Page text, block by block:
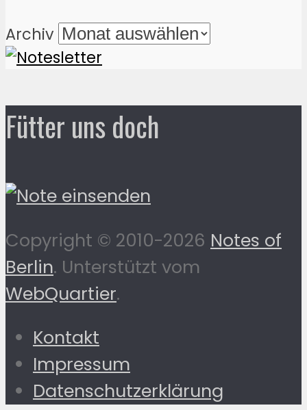
Archiv
Fütter uns doch
Copyright © 2010-2026 Notes of
Berlin. Unterstützt vom
WebQuartier.
Kontakt
Impressum
Datenschutzerklärung